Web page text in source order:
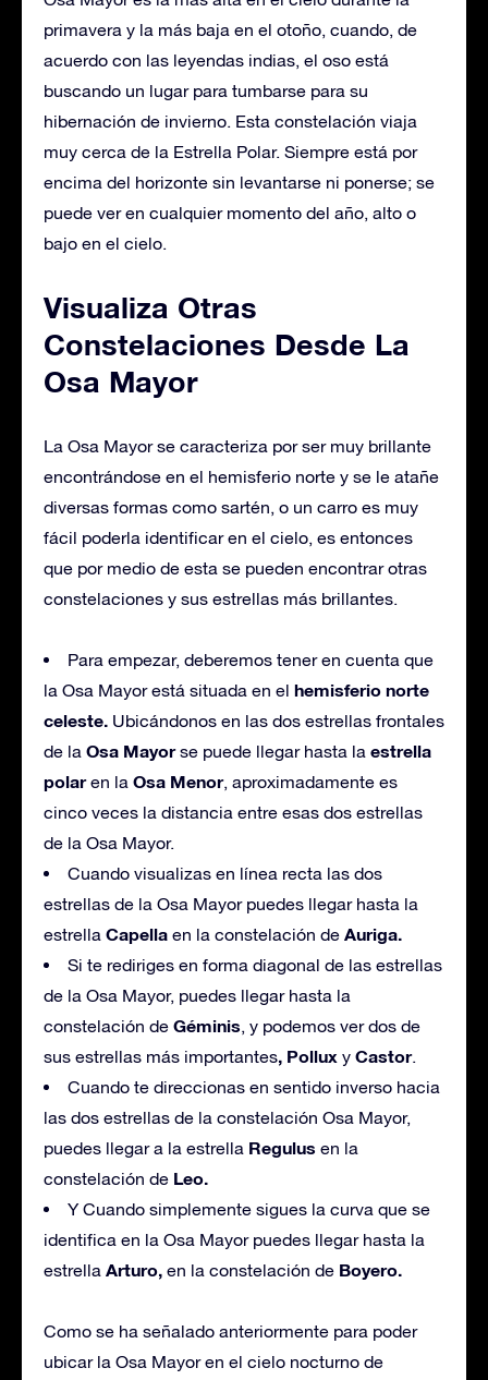
primavera y la más baja en el otoño, cuando, de
acuerdo con las leyendas indias, el oso está
buscando un lugar para tumbarse para su
hibernación de invierno. Esta constelación viaja
muy cerca de la Estrella Polar. Siempre está por
encima del horizonte sin levantarse ni ponerse; se
puede ver en cualquier momento del año, alto o
bajo en el cielo.
Visualiza Otras
Constelaciones Desde La
Osa Mayor
La Osa Mayor se caracteriza por ser muy brillante
encontrándose en el hemisferio norte y se le atañe
diversas formas como sartén, o un carro es muy
fácil poderla identificar en el cielo, es entonces
que por medio de esta se pueden encontrar otras
constelaciones y sus estrellas más brillantes.
Para empezar, deberemos tener en cuenta que
la Osa Mayor está situada en el hemisferio norte
celeste. Ubicándonos en las dos estrellas frontales
de la Osa Mayorse puede llegar hasta la estrella
polaren la Osa Menor, aproximadamente es
cinco veces la distancia entre esas dos estrellas
de la Osa Mayor.
Cuando visualizas en línea recta las dos
estrellas de la Osa Mayor puedes llegar hasta la
estrella Capella en la constelación de Auriga.
Si te rediriges en forma diagonal de las estrellas
de la Osa Mayor, puedes llegar hasta la
constelación de Géminis, y podemos ver dos de
sus estrellas más importantes, Pollux y Castor.
Cuando te direccionas en sentido inverso hacia
las dos estrellas de la constelación Osa Mayor,
puedes llegar a la estrella Regulus en la
constelación de Leo.
Y Cuando simplemente sigues la curva que se
identifica en la Osa Mayor puedes llegar hasta la
estrella Arturo, en la constelación de Boyero.
Como se ha señalado anteriormente para poder
ubicar la Osa Mayor en el cielo nocturno de